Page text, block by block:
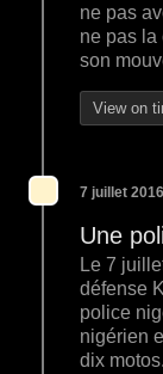
ne pas
ne pas la
son
View on
7 juillet 2016
Une
Le 7
défense
police
nigérien
dix